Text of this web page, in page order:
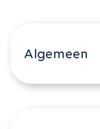
Algemeen